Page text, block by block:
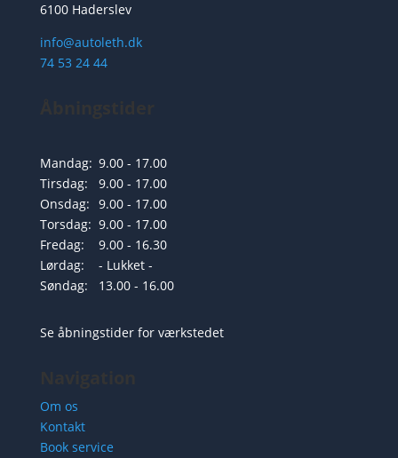
6100 Haderslev
info@autoleth.dk
74 53 24 44
Mandag: 9.00 - 17.00
Tirsdag:
9.00 - 17.00
Onsdag: 9.00 - 17.00
Torsdag: 9.00 - 17.00
Fredag:
9.00 - 16.30
Lørdag:
- Lukket -
Søndag:
13.00 - 16.00
Se åbningstider for værkstedet
Om os
Kontakt
Book service